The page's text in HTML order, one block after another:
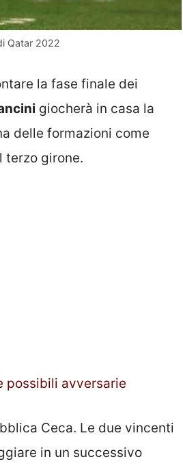
Qatar 2022
la fase finale dei
giocherà in casa la
delle formazioni come
terzo girone.
possibili avversarie
Ceca. Le due vincenti
in un successivo